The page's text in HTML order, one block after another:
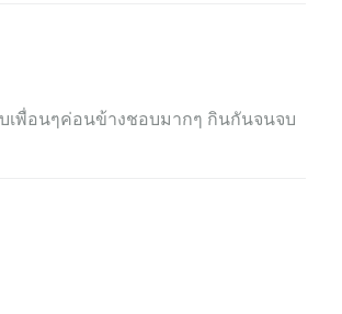
พื่อนๆค่อนข้างชอบมากๆ กินกันจนจบ